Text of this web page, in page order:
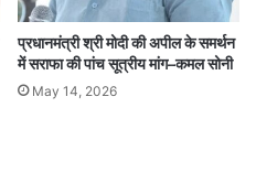
प्रधानमंत्री श्री मोदी की अपील के समर्थन
में सराफा की पांच सूत्रीय मांग–कमल सोनी
May 14, 2026